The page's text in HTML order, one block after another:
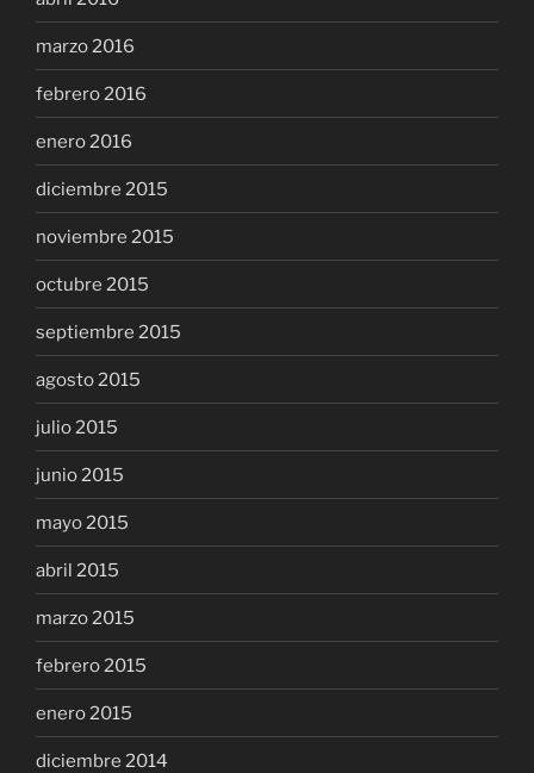
marzo 2016
febrero 2016
enero 2016
diciembre 2015
noviembre 2015
octubre 2015
septiembre 2015
agosto 2015
julio 2015
junio 2015
mayo 2015
abril 2015
marzo 2015
febrero 2015
enero 2015
diciembre 2014